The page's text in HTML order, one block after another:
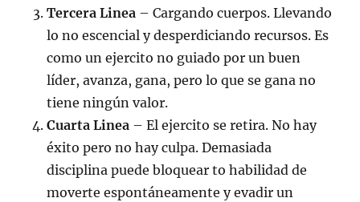
Tercera Linea – Cargando cuerpos. Llevando
lo no escencial y desperdiciando recursos. Es
como un ejercito no guiado por un buen
líder, avanza, gana, pero lo que se gana no
tiene ningún valor.
Cuarta Linea – El ejercito se retira. No hay
éxito pero no hay culpa. Demasiada
disciplina puede bloquear to habilidad de
moverte espontáneamente y evadir un